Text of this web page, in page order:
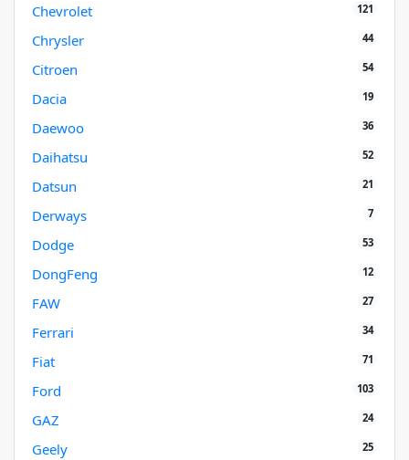
Chevrolet 121
Chrysler 44
Citroen 54
Dacia 19
Daewoo 36
Daihatsu 52
Datsun 21
Derways 7
Dodge 53
DongFeng 12
FAW 27
Ferrari 34
Fiat 71
Ford 103
GAZ 24
Geely 25